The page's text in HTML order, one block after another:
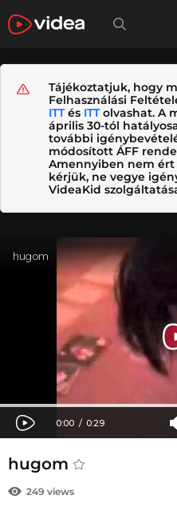
Tájékoztatjuk, hogy
Felhasználási
ITTés ITTolvashat. A
április 30-tól
további
módosított ÁFF
Amennyiben nem ért
kérjük, ne vegye
VideaKid
hugom
249 views